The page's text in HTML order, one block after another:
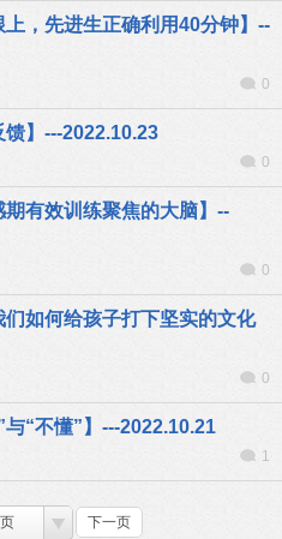
上，先进生正确利用40分钟】--
0
馈】---2022.10.23
0
期有效训练聚焦的大脑】--
0
们如何给孩子打下坚实的文化
0
与“不懂”】---2022.10.21
1
下一页